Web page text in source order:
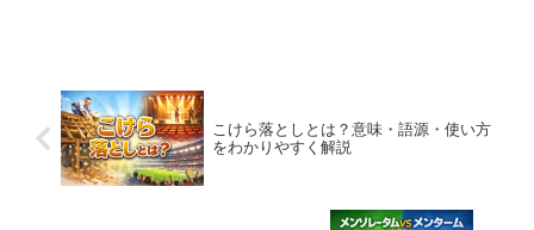
こけら落としとは？意味・語源・使い方
をわかりやすく解説